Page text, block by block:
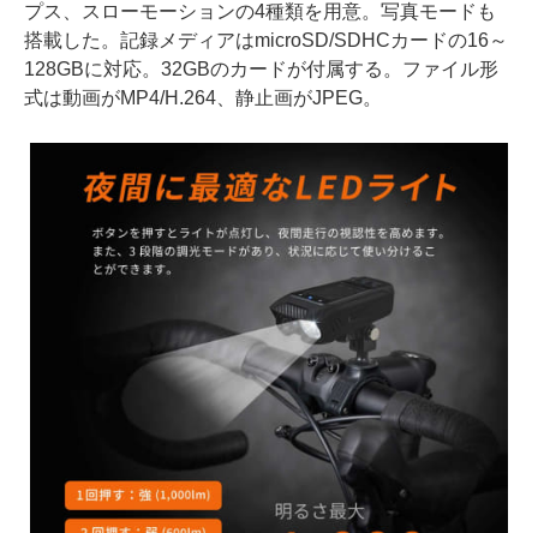
プス、スローモーションの4種類を用意。写真モードも
搭載した。記録メディアはmicroSD/SDHCカードの16～
128GBに対応。32GBのカードが付属する。ファイル形
式は動画がMP4/H.264、静止画がJPEG。